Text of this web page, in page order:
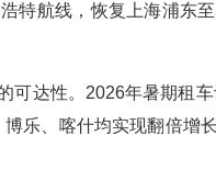
特航线，恢复上海浦东
可达性。2026年暑期租
乐、喀什均实现翻倍增